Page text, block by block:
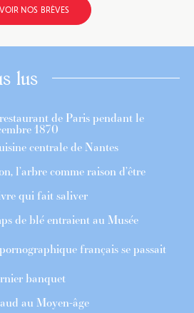
VOIR NOS BRÈVES
lus
de Paris pendant le
1870
centrale de Nantes
l’arbre comme raison d’être
qui fait saliver
de blé entraient au Musée
français se passait
banquet
au Moyen-âge